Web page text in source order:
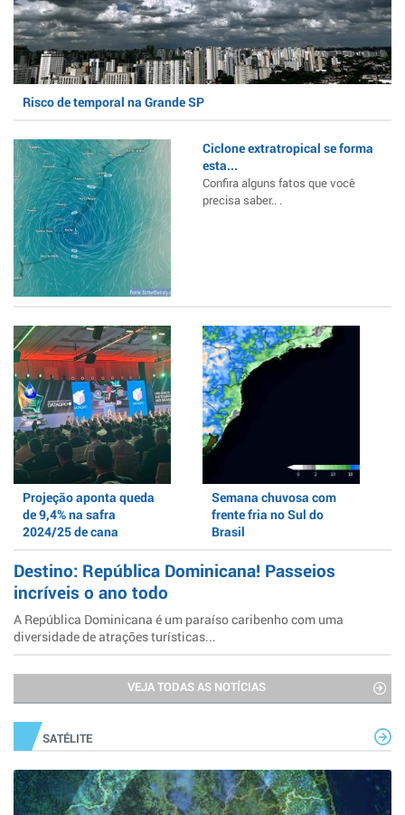
Risco de temporal na Grande SP
Ciclone extratropical se forma
esta...
Confira alguns fatos que você
precisa saber.. .
Projeção aponta queda
de 9,4% na safra
2024/25 de cana
Semana chuvosa com
frente fria no Sul do
Brasil
Destino: República Dominicana! Passeios
incríveis o ano todo
A República Dominicana é um paraíso caribenho com uma
diversidade de atrações turísticas...
VEJA TODAS AS NOTÍCIAS
SATÉLITE